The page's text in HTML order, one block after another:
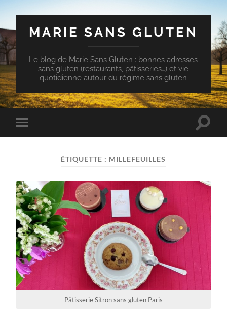
MARIE SANS GLUTEN
Le blog de Marie Sans Gluten : bonnes adresses
sans gluten (restaurants, pâtisseries…) et vie
quotidienne autour du régime sans gluten
Toggle
mobile
Toggle
ÉTIQUETTE : MILLEFEUILLES
Pâtisserie Sitron sans gluten Paris